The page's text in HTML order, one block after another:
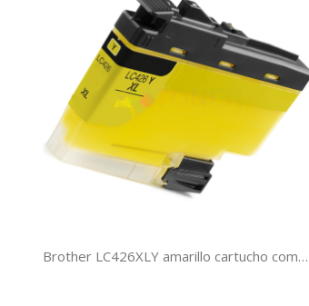
Brother LC426XLY amarillo cartucho compatible